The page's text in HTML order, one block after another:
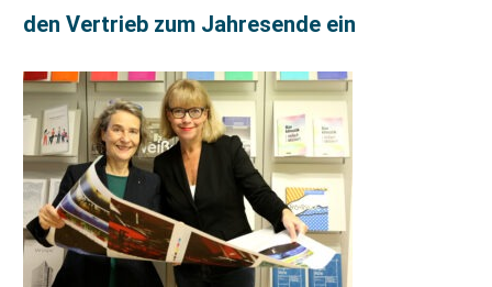
den Vertrieb zum Jahresende ein